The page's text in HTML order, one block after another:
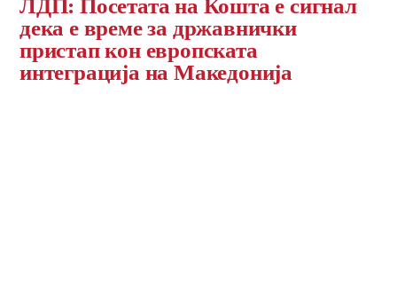
ЛДП: Посетата на Кошта е сигнал
дека е време за државнички
пристап кон европската
интеграција на Македонија